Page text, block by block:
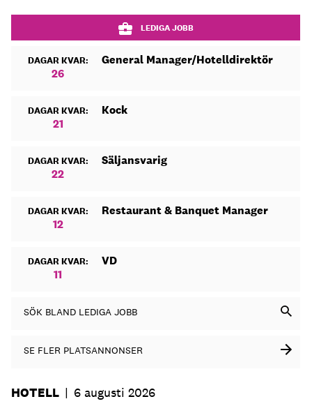
LEDIGA JOBB
DAGAR KVAR:
26
General Manager/Hotelldirektör
DAGAR KVAR:
21
Kock
DAGAR KVAR:
22
Säljansvarig
DAGAR KVAR:
12
Restaurant & Banquet Manager
DAGAR KVAR:
11
VD
SÖK BLAND LEDIGA JOBB
SE FLER PLATSANNONSER
HOTELL | 6 augusti 2026